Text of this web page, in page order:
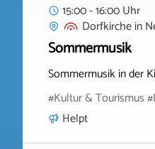
15:00 - 16:00 Uhr
Dorfkirchein
Sommermusik
Sommermusik in der
#Kultur & Tourismus
Helpt